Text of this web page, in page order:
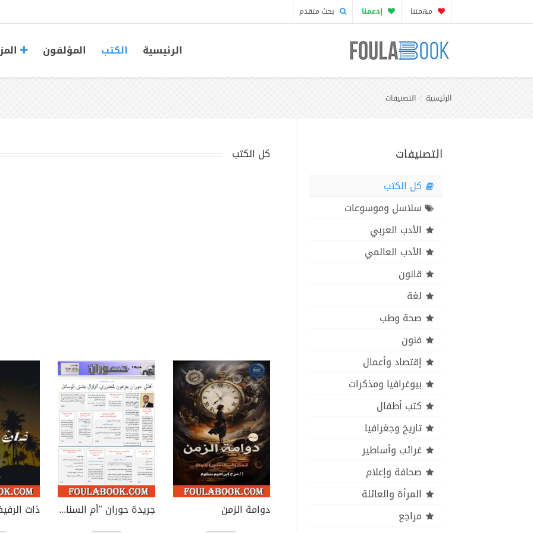
مهمتنا إدعمنا بحث متقدم
الرئيسية الكتب المؤلفون
الرئيسية التصنيفات
التصنيفات
كل الكتب
سلاسل وموسوعات
الأدب العربي
الأدب العالمي
قانون
لغة
صحة وطب
فنون
إقتصاد وأعمال
بيوغرافيا ومذكرات
كتب أطفال
تاريخ وجغرافيا
غرائب وأساطير
صحافة وإعلام
المرأة والعائلة
مراجع
كل الكتب
دوامة الزمن جريدة حوران "أم السنابل" - العدد السادس عشر ذات